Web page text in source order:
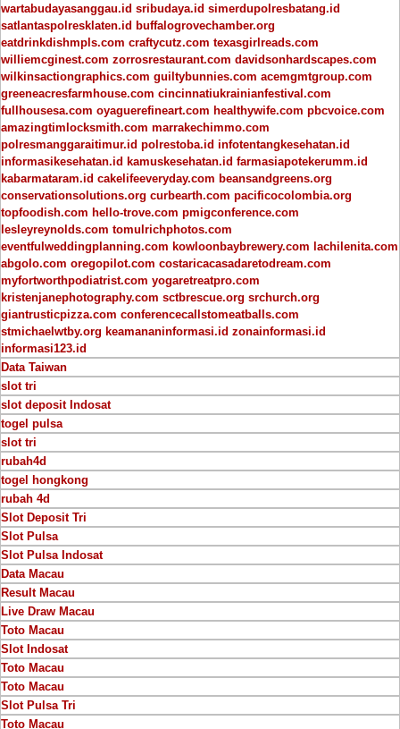
wartabudayasanggau.id sribudaya.id simerdupolresbatang.id
satlantaspolresklaten.id buffalogrovechamber.org
eatdrinkdishmpls.com craftycutz.com texasgirlreads.com
williemcginest.com zorrosrestaurant.com davidsonhardscapes.com
wilkinsactiongraphics.com guiltybunnies.com acemgmtgroup.com
greeneacresfarmhouse.com cincinnatiukrainianfestival.com
fullhousesa.com oyaguerefineart.com healthywife.com pbcvoice.com
amazingtimlocksmith.com marrakechimmo.com
polresmanggaraitimur.id polrestoba.id infotentangkesehatan.id
informasikesehatan.id kamuskesehatan.id farmasiapotekerumm.id
kabarmataram.id cakelifeeveryday.com beansandgreens.org
conservationsolutions.org curbearth.com pacificocolombia.org
topfoodish.com hello-trove.com pmigconference.com
lesleyreynolds.com tomulrichphotos.com
eventfulweddingplanning.com kowloonbaybrewery.com lachilenita.com
abgolo.com oregopilot.com costaricacasadaretodream.com
myfortworthpodiatrist.com yogaretreatpro.com
kristenjanephotography.com sctbrescue.org srchurch.org
giantrusticpizza.com conferencecallstomeatballs.com
stmichaelwtby.org keamananinformasi.id zonainformasi.id
informasi123.id
Data Taiwan
slot tri
slot deposit Indosat
togel pulsa
slot tri
rubah4d
togel hongkong
rubah 4d
Slot Deposit Tri
Slot Pulsa
Slot Pulsa Indosat
Data Macau
Result Macau
Live Draw Macau
Toto Macau
Slot Indosat
Toto Macau
Toto Macau
Slot Pulsa Tri
Toto Macau